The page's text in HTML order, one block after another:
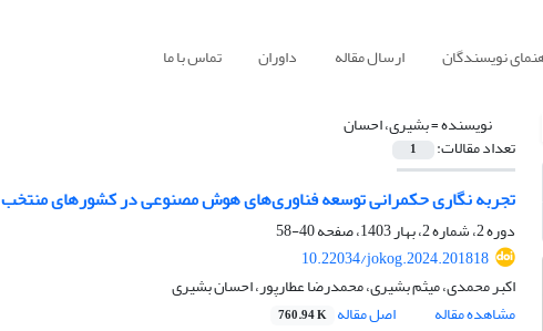
نویسندگان ارسال مقاله داوران تماس با ما
نویسنده =بشیری، احسان
تعداد مقالات: 1
تجربه نگاری حکمرانی توسعه فناوری‌های هوش مصنوعی در کشورهای منتخب
دوره 2، شماره 2، بهار 1403، صفحه
40-58
10.22034/jokog.2024.201818
اکبر محمدی، میثم بشیری، محمدرضا عطارپور، احسان بشیری
مشاهده مقاله
اصل مقاله 760.94 K